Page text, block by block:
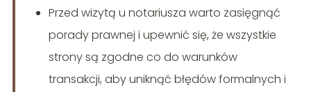
Przed wizytą u notariusza warto zasięgnąć
porady prawnej i upewnić się, że wszystkie
strony są zgodne co do warunków
transakcji, aby uniknąć błędów formalnych i